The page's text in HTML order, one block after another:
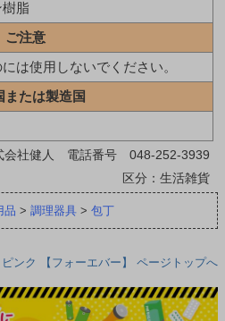
脂
ご注意
は使用しないでください。
または製造国
会社健人 電話番号 048-252-3939
区分：生活雑貨
品 > 調理器具 > 包丁
ク 【フォーエバー】 ページトップへ